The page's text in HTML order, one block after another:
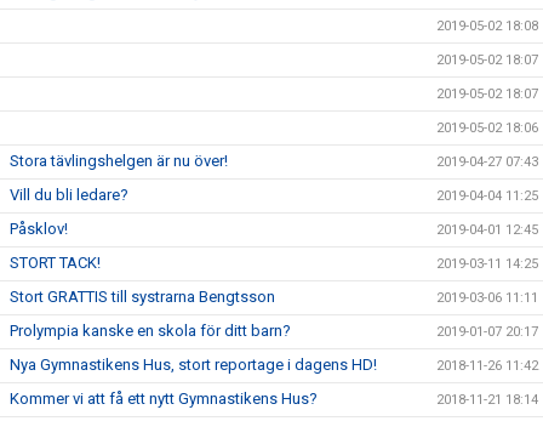
2019-05-02 18:08
2019-05-02 18:07
2019-05-02 18:07
2019-05-02 18:06
Stora tävlingshelgen är nu över! 2019-04-27 07:43
Vill du bli ledare? 2019-04-04 11:25
Påsklov! 2019-04-01 12:45
STORT TACK! 2019-03-11 14:25
Stort GRATTIS till systrarna Bengtsson 2019-03-06 11:11
Prolympia kanske en skola för ditt barn? 2019-01-07 20:17
Nya Gymnastikens Hus, stort reportage i dagens HD! 2018-11-26 11:42
Kommer vi att få ett nytt Gymnastikens Hus? 2018-11-21 18:14